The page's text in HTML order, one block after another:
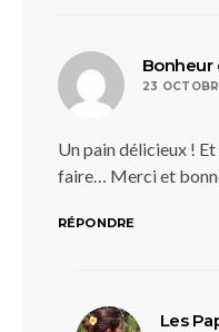
Bonheur
23
Un pain délicieux !
faire… Merci et
RÉPONDRE
Les